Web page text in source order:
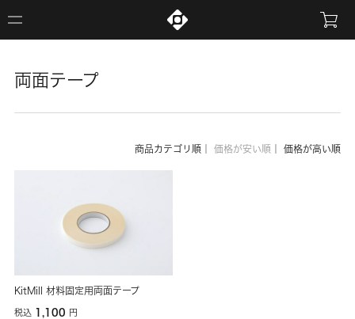
両面テープ
商品カテゴリ順 価格が安い順 価格が高い順
KitMill 材料固定用両面テープ
税込 1,100 円